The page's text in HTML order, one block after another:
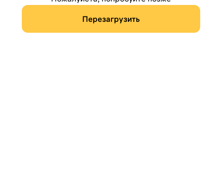
Перезагрузить